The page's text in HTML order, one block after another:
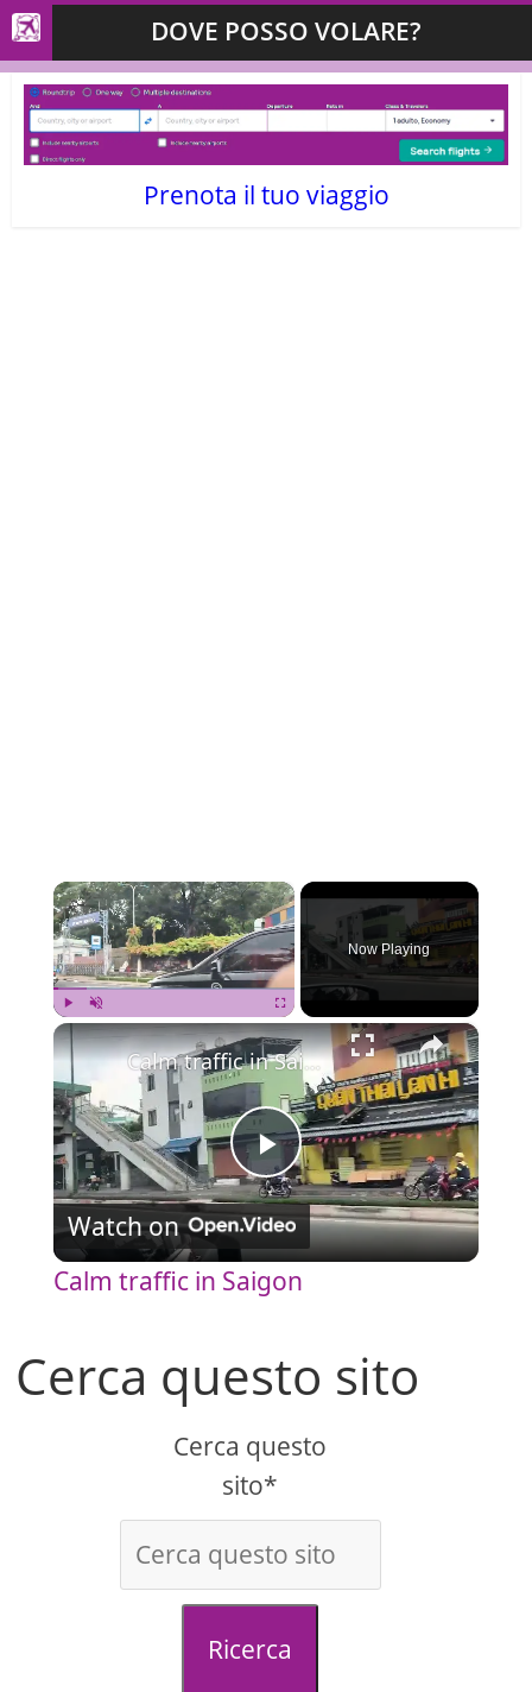
DOVE POSSO VOLARE?
Prenota il tuo viaggio
×
Play Unmute Fullscreen
Now Playing
×
P
l
y
V
i
d
Calm traffic in Saigon
Watch on
Calm traffic in Saigon
Cerca questo sito
Cerca questo
sito*
Ricerca